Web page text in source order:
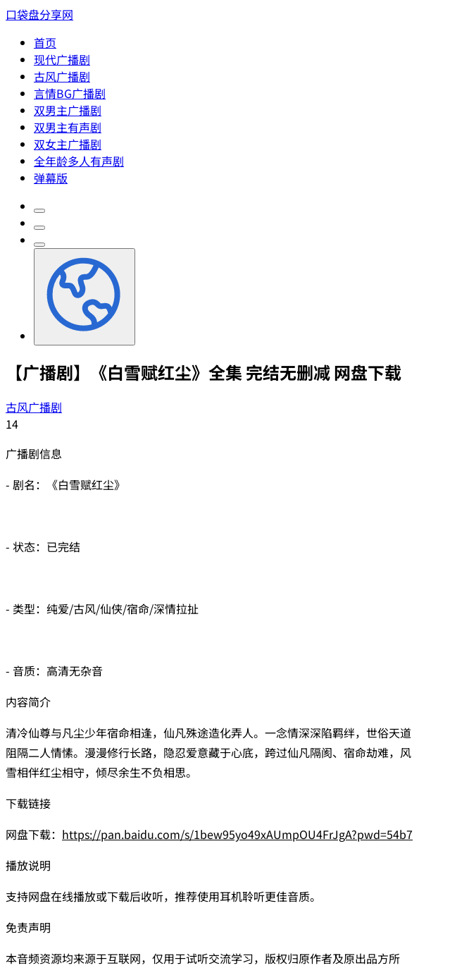
口袋盘分享网
首页
现代广播剧
古风广播剧
言情BG广播剧
双男主广播剧
双男主有声剧
双女主广播剧
全年龄多人有声剧
弹幕版
【广播剧】《白雪赋红尘》全集 完结无删减 网盘下载
古风广播剧
14
广播剧信息
- 剧名：《白雪赋红尘》
- 状态：已完结
- 类型：纯爱/古风/仙侠/宿命/深情拉扯
- 音质：高清无杂音
内容简介
清冷仙尊与凡尘少年宿命相逢，仙凡殊途造化弄人。一念情深深陷羁绊，世俗天道
阻隔二人情愫。漫漫修行长路，隐忍爱意藏于心底，跨过仙凡隔阂、宿命劫难，风
雪相伴红尘相守，倾尽余生不负相思。
下载链接
网盘下载： https://pan.baidu.com/s/1bew95yo49xAUmpOU4FrJgA?pwd=54b7
播放说明
支持网盘在线播放或下载后收听，推荐使用耳机聆听更佳音质。
免责声明
本音频资源均来源于互联网，仅用于试听交流学习，版权归原作者及原出品方所